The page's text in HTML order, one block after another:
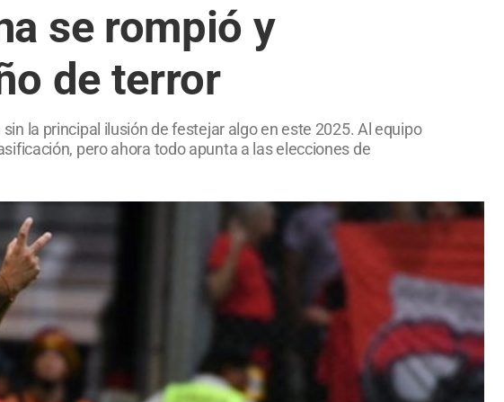
se rompió y
de terror
la principal ilusión de festejar algo en este 2025. Al equipo
pero ahora todo apunta a las elecciones de